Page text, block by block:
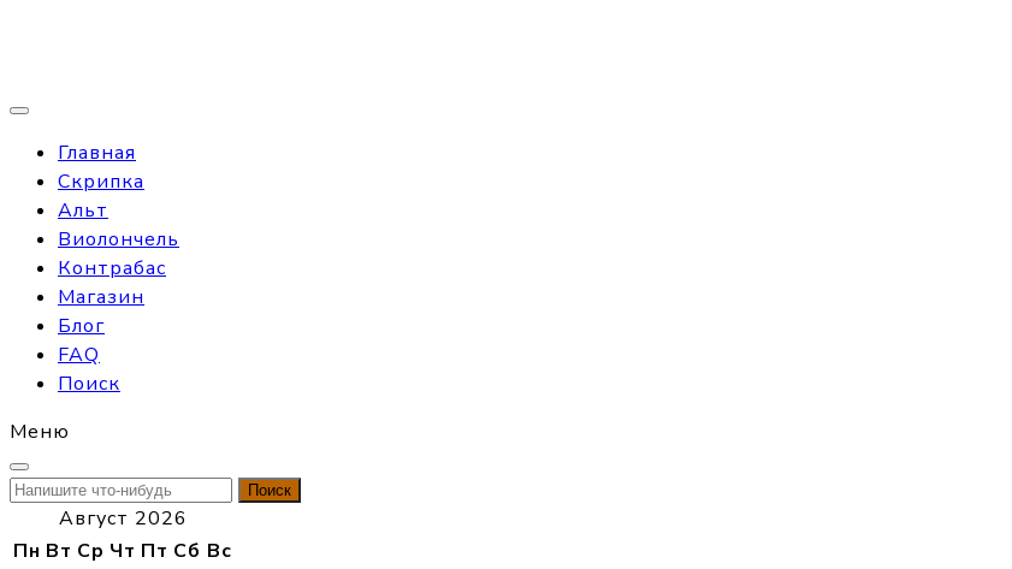
Главная
Скрипка
Альт
Виолончель
Контрабас
Магазин
Блог
FAQ
Поиск
Меню
Найти:
Август 2026
Пн Вт Ср Чт Пт Сб Вс